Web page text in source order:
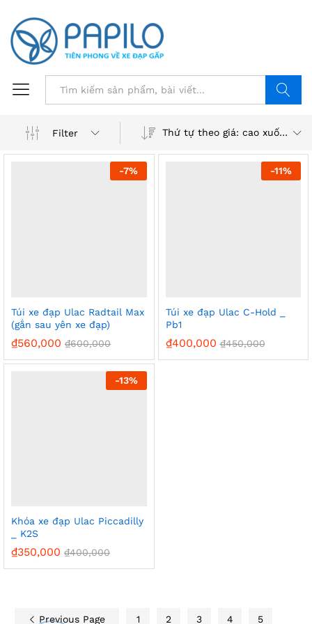
Filter
Thứ tự theo giá: cao xuống thấp
-7%
Túi xe đạp Ulac Radtail Max
(gắn sau yên xe đạp)
₫560,000 ₫600,000
-11%
Túi xe đạp Ulac C-Hold _
Pb1
₫400,000 ₫450,000
-13%
Khóa xe đạp Ulac Piccadilly
_ K2S
₫350,000 ₫400,000
Previous Page 1 2 3 4 5